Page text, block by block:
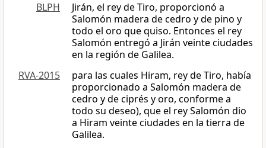
BLPH
Jirán, el rey de Tiro, proporcionó a
Salomón madera de cedro y de pino y
todo el oro que quiso. Entonces el rey
Salomón entregó a Jirán veinte ciudades
en la región de Galilea.
RVA-2015
para las cuales Hiram, rey de Tiro, había
proporcionado a Salomón madera de
cedro y de ciprés y oro, conforme a
todo su deseo), que el rey Salomón dio
a Hiram veinte ciudades en la tierra de
Galilea.